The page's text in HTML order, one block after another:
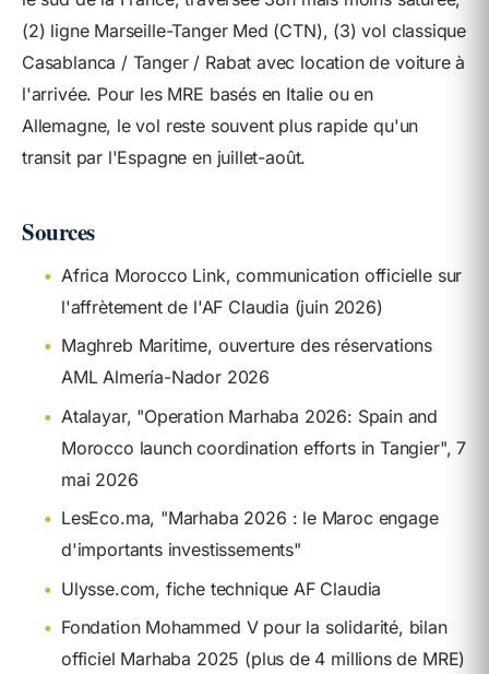
(2) ligne Marseille-Tanger Med (CTN), (3) vol classique
Casablanca / Tanger / Rabat avec location de voiture à
l'arrivée. Pour les MRE basés en Italie ou en
Allemagne, le vol reste souvent plus rapide qu'un
transit par l'Espagne en juillet-août.
Sources
• Africa Morocco Link, communication officielle sur
l'affrètement de l'AF Claudia (juin 2026)
• Maghreb Maritime, ouverture des réservations
AML Almería-Nador 2026
• Atalayar, "Operation Marhaba 2026: Spain and
Morocco launch coordination efforts in Tangier", 7
mai 2026
• LesEco.ma, "Marhaba 2026 : le Maroc engage
d'importants investissements"
• Ulysse.com, fiche technique AF Claudia
• Fondation Mohammed V pour la solidarité, bilan
officiel Marhaba 2025 (plus de 4 millions de MRE)